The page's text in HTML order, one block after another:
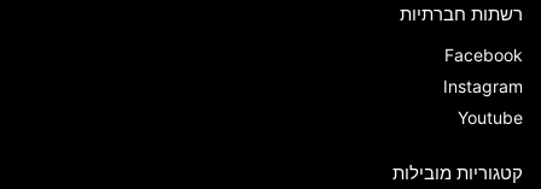
רשתות חברתיות
Facebook
Instagram
Youtube
קטגוריות מובילות